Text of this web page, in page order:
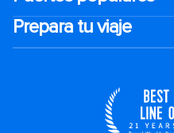
Prepara tu viaje